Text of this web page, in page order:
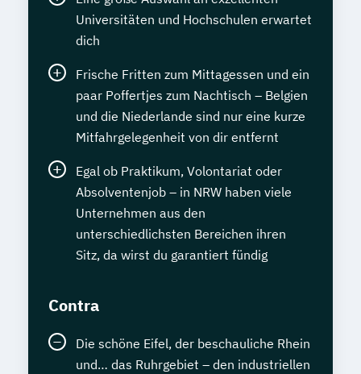
Universitäten und Hochschulen erwartet
dich
Frische Fritten zum Mittagessen und ein
paar Poffertjes zum Nachtisch – Belgien
und die Niederlande sind nur eine kurze
Mitfahrgelegenheit von dir entfernt
Egal ob Praktikum, Volontariat oder
Absolventenjob – in NRW haben viele
Unternehmen aus den
unterschiedlichsten Bereichen ihren
Sitz, da wirst du garantiert fündig
Contra
Die schöne Eifel, der beschauliche Rhein
und… das Ruhrgebiet – den industriellen